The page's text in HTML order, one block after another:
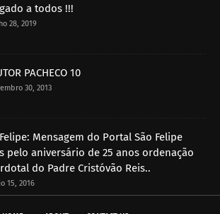
a todos !!!
28, 2019
PACHECO 10
30, 2013
Mensagem do Portal São Felipe
pelo aniversário de 25 anos ordenação
do Padre Cristóvão Reis..
15, 2016